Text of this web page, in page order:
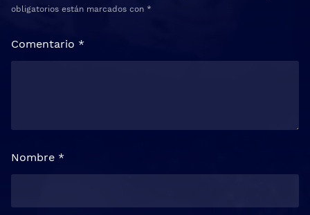
obligatorios están marcados con *
Comentario *
Nombre *